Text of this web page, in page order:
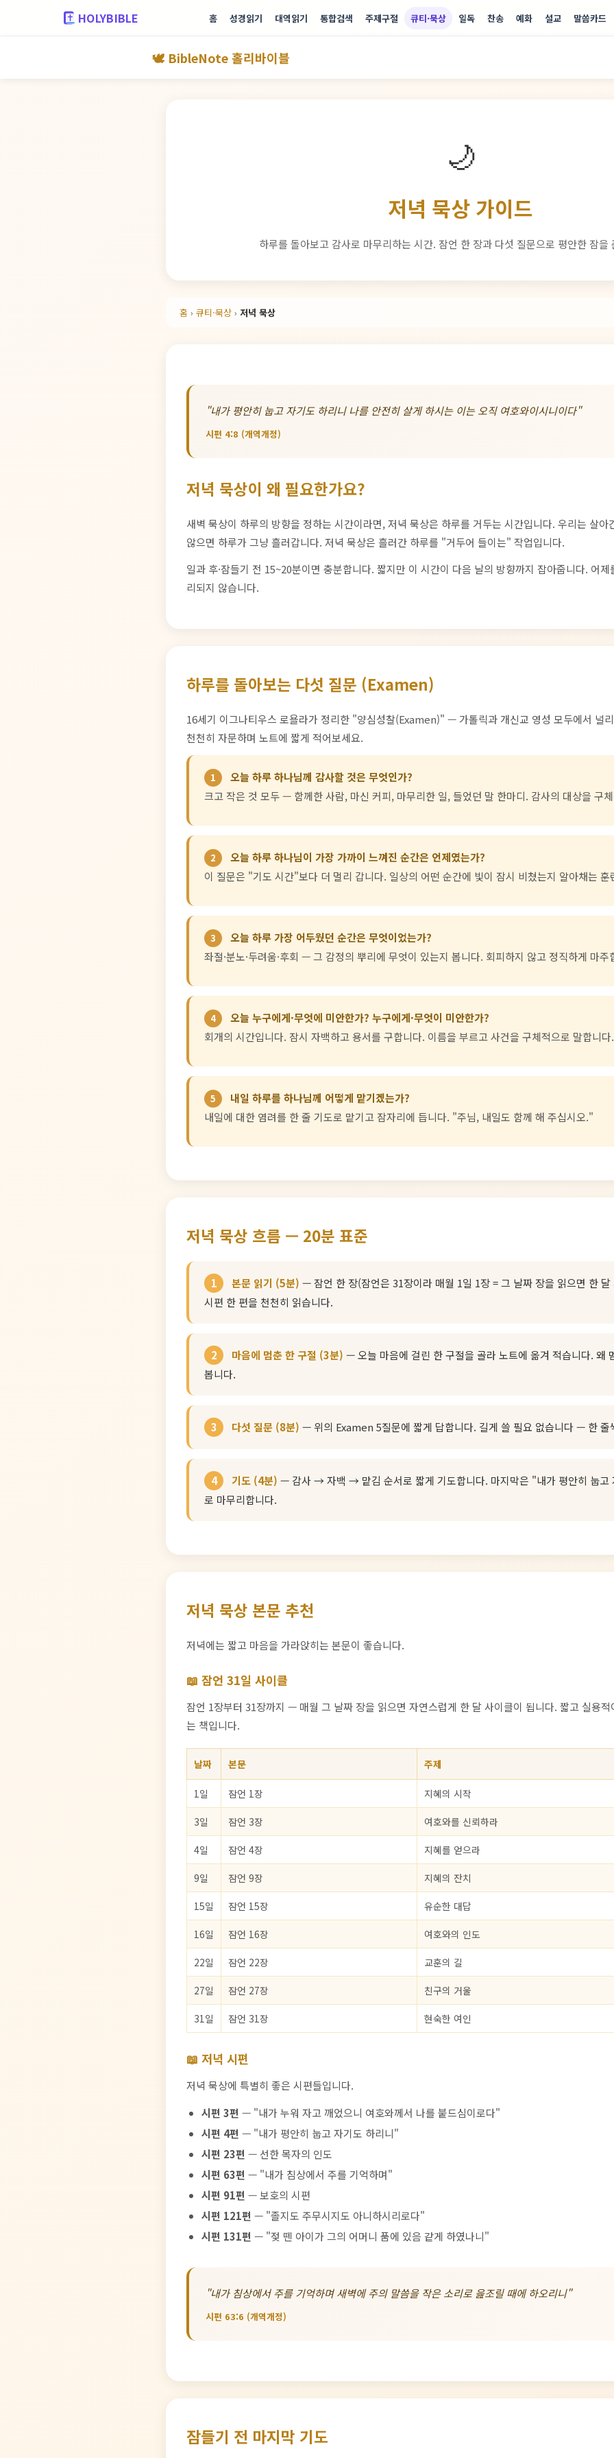
HOLYBIBLE 홈 성경읽기 대역읽기 통합검색 주제구절 큐티·묵상 일독 찬송 예화 설교 말씀카드
🕊️ BibleNote 홀리바이블
🌙
저녁 묵상 가이드
하루를 돌아보고 감사로 마무리하는 시간. 잠언 한 장과 다섯 질문으로 평안한 잠을
홈 › 큐티·묵상 › 저녁 묵상
"내가 평안히 눕고 자기도 하리니 나를 안전히 살게 하시는 이는 오직 여호와이시니이다"
시편 4:8 (개역개정)
저녁 묵상이 왜 필요한가요?
새벽 묵상이 하루의 방향을 정하는 시간이라면, 저녁 묵상은 하루를 거두는 시간입니다. 우리는 살아
않으면 하루가 그냥 흘러갑니다. 저녁 묵상은 흘러간 하루를 "거두어 들이는" 작업입니다.
일과 후·잠들기 전 15~20분이면 충분합니다. 짧지만 이 시간이 다음 날의 방향까지 잡아줍니다. 어
리되지 않습니다.
하루를 돌아보는 다섯 질문 (Examen)
16세기 이그나티우스 로욜라가 정리한 "양심성찰(Examen)" — 가톨릭과 개신교 영성 모두에서 널
천천히 자문하며 노트에 짧게 적어보세요.
1
오늘 하루 하나님께 감사할 것은 무엇인가?
크고 작은 것 모두 — 함께한 사람, 마신 커피, 마무리한 일, 들었던 말 한마디. 감사의 대상을 구
2
오늘 하루 하나님이 가장 가까이 느껴진 순간은 언제였는가?
이 질문은 "기도 시간"보다 더 멀리 갑니다. 일상의 어떤 순간에 빛이 잠시 비쳤는지 알아채는 훈
3
오늘 하루 가장 어두웠던 순간은 무엇이었는가?
좌절·분노·두려움·후회 — 그 감정의 뿌리에 무엇이 있는지 봅니다. 회피하지 않고 정직하게 마주
4
오늘 누구에게·무엇에 미안한가? 누구에게·무엇이 미안한가?
회개의 시간입니다. 잠시 자백하고 용서를 구합니다. 이름을 부르고 사건을 구체적으로 말합니다.
5
내일 하루를 하나님께 어떻게 맡기겠는가?
내일에 대한 염려를 한 줄 기도로 맡기고 잠자리에 듭니다. "주님, 내일도 함께 해 주십시오."
저녁 묵상 흐름 — 20분 표준
1 본문 읽기 (5분) — 잠언 한 장(잠언은 31장이라 매월 1일 1장 = 그 날짜 장을 읽으면 한
시편 한 편을 천천히 읽습니다.
2 마음에 멈춘 한 구절 (3분) — 오늘 마음에 걸린 한 구절을 골라 노트에 옮겨 적습니다. 왜
봅니다.
3 다섯 질문 (8분) — 위의 Examen 5질문에 짧게 답합니다. 길게 쓸 필요 없습니다 — 한 줄
4 기도 (4분) — 감사 → 자백 → 맡김 순서로 짧게 기도합니다. 마지막은 "내가 평안히 눕고
로 마무리합니다.
저녁 묵상 본문 추천
저녁에는 짧고 마음을 가라앉히는 본문이 좋습니다.
📖 잠언 31일 사이클
잠언 1장부터 31장까지 — 매월 그 날짜 장을 읽으면 자연스럽게 한 달 사이클이 됩니다. 짧고 실용
는 책입니다.
날짜 본문 주제
1일 잠언 1장 지혜의 시작
3일 잠언 3장 여호와를 신뢰하라
4일 잠언 4장 지혜를 얻으라
9일 잠언 9장 지혜의 잔치
15일 잠언 15장 유순한 대답
16일 잠언 16장 여호와의 인도
22일 잠언 22장 교훈의 길
27일 잠언 27장 친구의 거울
31일 잠언 31장 현숙한 여인
📖 저녁 시편
저녁 묵상에 특별히 좋은 시편들입니다.
시편 3편 — "내가 누워 자고 깨었으니 여호와께서 나를 붙드심이로다"
시편 4편 — "내가 평안히 눕고 자기도 하리니"
시편 23편 — 선한 목자의 인도
시편 63편 — "내가 침상에서 주를 기억하며"
시편 91편 — 보호의 시편
시편 121편 — "졸지도 주무시지도 아니하시리로다"
시편 131편 — "젖 뗀 아이가 그의 어머니 품에 있음 같게 하였나니"
"내가 침상에서 주를 기억하며 새벽에 주의 말씀을 작은 소리로 읊조릴 때에 하오리니"
시편 63:6 (개역개정)
잠들기 전 마지막 기도